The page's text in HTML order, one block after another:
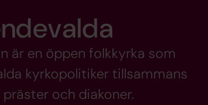
är en öppen folkkyrka som
kyrkopolitiker tillsammans
och diakoner.